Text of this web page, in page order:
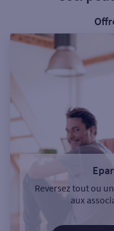
Reversez tout ou
aux